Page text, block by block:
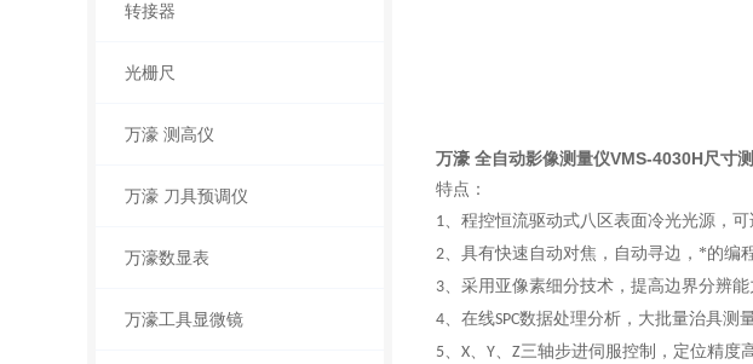
转接器
光栅尺
万濠 测高仪
万濠 刀具预调仪
万濠数显表
万濠工具显微镜
万濠 全自动影像测量仪VMS-4030H尺寸
特点：
1、 程控恒流驱动式八区表面冷光光源，
2、 具有快速自动对焦，自动寻边，*的编
3、 采用亚像素细分技术，提高边界分辨能
4、 在线SPC数据处理分析，大批量治具测
5、 X、 Y、 Z三轴步进伺服控制，定位精度